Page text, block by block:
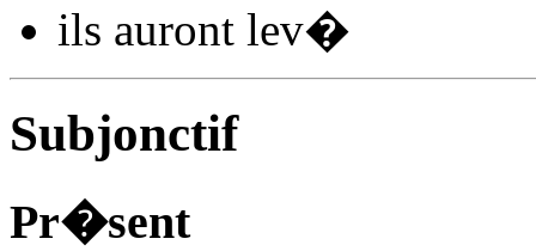
ils auront lev�
Subjonctif
Pr�sent